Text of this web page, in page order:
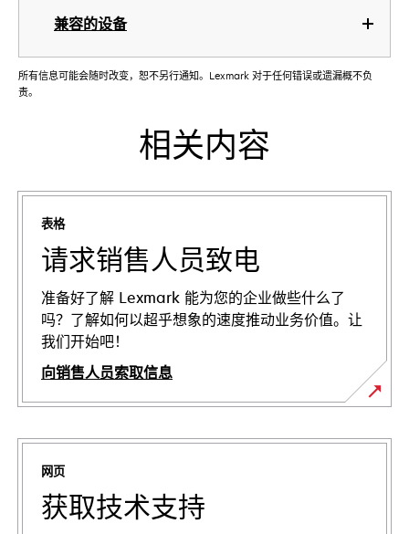
兼容的设备
所有信息可能会随时改变，恕不另行通知。Lexmark 对于任何错误或遗漏概不负
责。
相关内容
表格
请求销售人员致电
准备好了解 Lexmark 能为您的企业做些什么了
吗？了解如何以超乎想象的速度推动业务价值。让
我们开始吧！
向销售人员索取信息
网页
获取技术支持